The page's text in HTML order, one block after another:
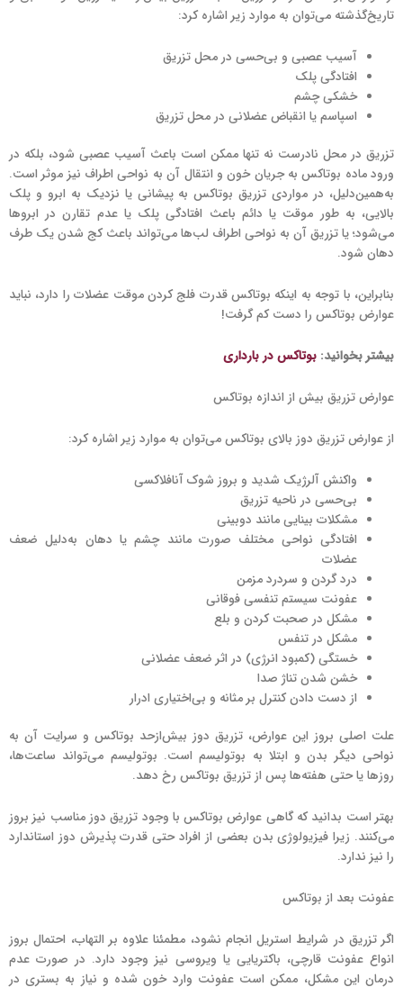
تاریخ‌گذشته می‌توان به موارد زیر اشاره کرد:
آسیب عصبی و بی‌حسی در محل تزریق
افتادگی پلک
خشکی چشم
اسپاسم یا انقباض عضلانی در محل تزریق
تزریق در محل نادرست نه تنها ممکن است باعث آسیب عصبی شود، بلکه در
ورود ماده بوتاکس به جریان خون و انتقال آن به نواحی اطراف نیز موثر است.
به‌همین‌دلیل، در مواردی تزریق بوتاکس به پیشانی یا نزدیک به ابرو و پلک
بالایی، به طور موقت یا دائم باعث افتادگی پلک یا عدم تقارن در ابروها
می‌شود؛ یا تزریق آن به نواحی اطراف لب‌ها می‌تواند باعث کج شدن یک طرف
دهان شود.
بنابراین، با توجه به اینکه بوتاکس قدرت فلج کردن موقت عضلات را دارد، نباید
عوارض بوتاکس را دست کم گرفت!
بیشتر بخوانید: بوتاکس در بارداری
عوارض تزریق بیش‌ از‌ اندازه بوتاکس
از عوارض تزریق دوز بالای بوتاکس می‌توان به موارد زیر اشاره کرد:
واکنش آلرژیک شدید و بروز شوک آنافلاکسی
بی‌حسی در ناحیه تزریق
مشکلات بینایی مانند دوبینی
افتادگی نواحی مختلف صورت مانند چشم یا دهان به‌دلیل ضعف
عضلات
درد گردن و سردرد مزمن
عفونت سیستم تنفسی فوقانی
مشکل در صحبت کردن و بلع
مشکل در تنفس
خستگی (کمبود انرژی) در اثر ضعف عضلانی
خشن شدن تناژ صدا
از دست دادن کنترل بر مثانه و بی‌اختیاری ادرار
علت اصلی بروز این عوارض، تزریق دوز بیش‌ازحد بوتاکس و سرایت آن به
نواحی دیگر بدن و ابتلا به بوتولیسم است. بوتولیسم می‌تواند ساعت‌ها،
روزها یا حتی هفته‌ها پس از تزریق بوتاکس رخ دهد.
بهتر است بدانید که گاهی عوارض بوتاکس با وجود تزریق دوز مناسب نیز بروز
می‌کنند. زیرا فیزیولوژی بدن بعضی از افراد حتی قدرت پذیرش دوز استاندارد
را نیز ندارد.
عفونت بعد از بوتاکس
اگر تزریق در شرایط استریل انجام نشود، مطمئنا علاوه ‌بر التهاب، احتمال بروز
انواع عفونت قارچی، باکتریایی یا ویروسی نیز وجود دارد. در صورت عدم
درمان این مشکل، ممکن است عفونت وارد خون شده و نیاز به بستری در